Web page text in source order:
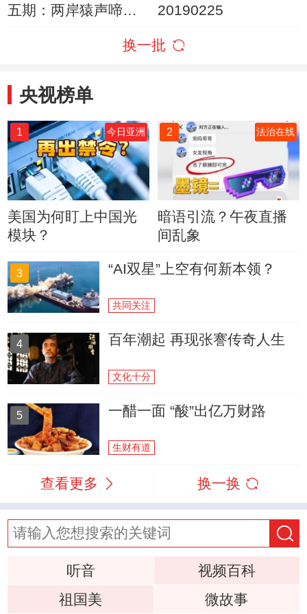
五期：两岸猿声啼不
20190225
换一批
央视榜单
1 今日亚洲
美国为何盯上中国光
模块？
2 法治在线
暗语引流？午夜直播
间乱象
3 “AI双星”上空有何新本领？
共同关注
4 百年潮起 再现张謇传奇人生
文化十分
5 一醋一面 “酸”出亿万财路
生财有道
查看更多 换一换
听音
视频百科
祖国美
微故事